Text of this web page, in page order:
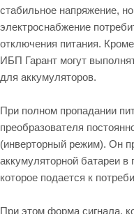
стабильное напряжение,
электроснабжение
отключения питания.
ИБП Гарант могут
для аккумуляторов.
При полном пропадании
преобразователя
(инверторный режим). Он
аккумуляторной батареи в
которое подается к
При этом форма сигнала,